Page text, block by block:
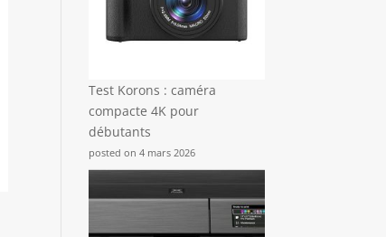
Test Korons : caméra
compacte 4K pour
débutants
posted on 4 mars 2026